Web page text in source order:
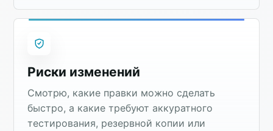
Риски изменений
Смотрю, какие правки можно сделать
быстро, а какие требуют аккуратного
тестирования, резервной копии или